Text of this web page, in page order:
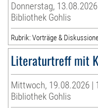
Donnerstag,
Bibliothek Gohlis
Rubrik: Vorträge &
Literaturtreff mit
Mittwoch, 19.08.2026 |
Bibliothek Gohlis